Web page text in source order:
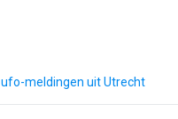
ufo-meldingen uit Utrecht